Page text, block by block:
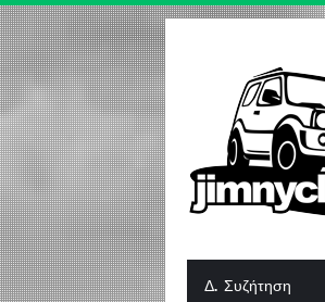
Δ. Συζήτηση